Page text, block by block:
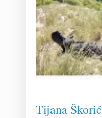
Tijana Škorić